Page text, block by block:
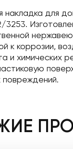
накладка для
3253.
к коррозии,
и химических
повреждений.